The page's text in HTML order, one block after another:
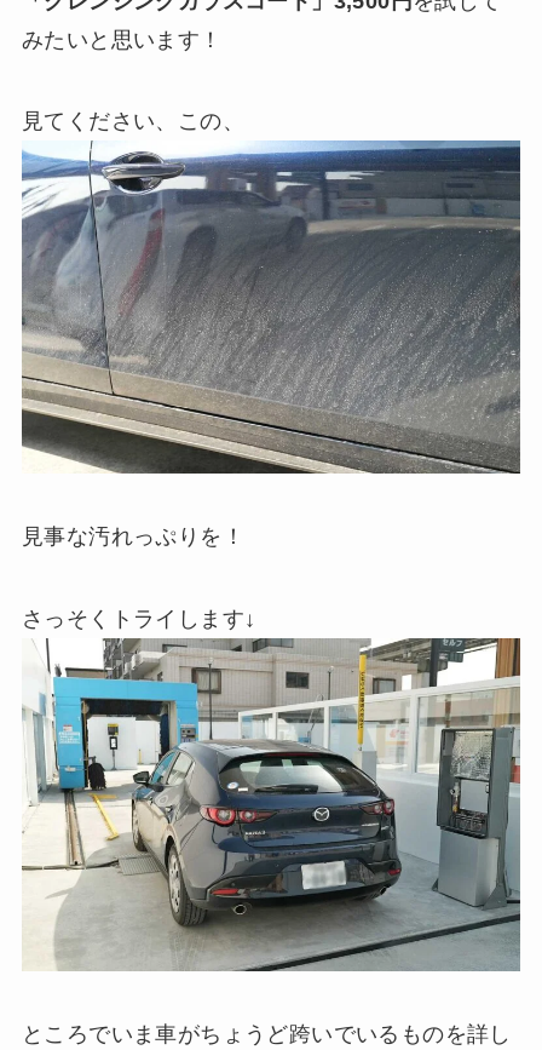
みたいと思います！
見てください、この、
見事な汚れっぷりを！
さっそくトライします↓
ところでいま車がちょうど跨いでいるものを詳し